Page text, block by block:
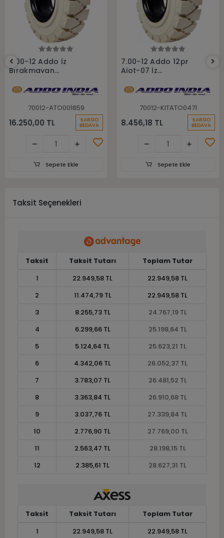
7.00-12 Addo İz
Bırakmayan
Forklift Lastiği
70012-ATO001859
16.250,00 TL KARGO
BEDAVA
Sepete Ekle
7.00-12 Addo 12pr
Aiot-07 İz
Forklift Lastiği
70012-KITATO0471
8.456,18 TL KARGO
BEDAVA
Sepete Ekle
Taksit Seçenekleri
Taksit Taksit Tutarı
Toplam Tutar
1
22.949,58 TL
22.949,58 TL
2
11.474,79 TL
22.949,58 TL
3
8.255,73 TL
24.767,19 TL
4
6.299,66 TL
25.198,64 TL
5
5.124,64 TL
25.623,21 TL
6
4.342,06 TL
26.052,37 TL
7
3.783,07 TL
26.481,52 TL
8
3.363,84 TL
26.910,68 TL
9
3.037,76 TL
27.339,84 TL
10
2.776,90 TL
27.769,00 TL
11
2.563,47 TL
28.198,15 TL
12
2.385,61 TL 28.627,31 TL
Taksit Taksit Tutarı
Toplam Tutar
1
22.949,58 TL
22.949,58 TL